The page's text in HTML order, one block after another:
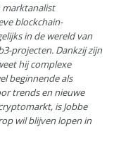
marktanalist
blockchain-
in de wereld van
projecten. Dankzij zijn
hij complexe
beginnende als
trends en nieuwe
is Jobbe
wil blijven lopen in